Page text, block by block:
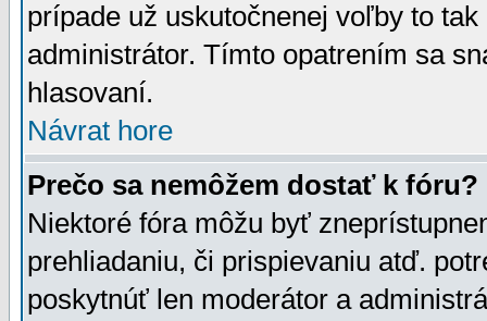
prípade už uskutočnenej voľby to
administrátor. Tímto opatrením sa
hlasovaní.
Návrat hore
Prečo sa nemôžem dostať k fóru?
Niektoré fóra môžu byť
prehliadaniu, či prispievaniu atď.
poskytnúť len moderátor a